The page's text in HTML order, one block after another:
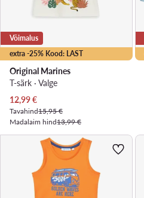
extra -25% Kood: LAST
Võimalus
Original Marines
T-särk · Valge
Praegune hind
12,99€
Tavahind15,95 €
Madalaim hind13,99 €